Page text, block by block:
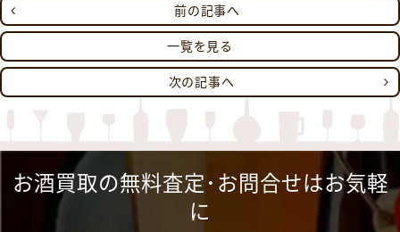
前の記事へ
一覧を見る
次の記事へ
お酒買取の無料査定･お問合せはお気軽
に